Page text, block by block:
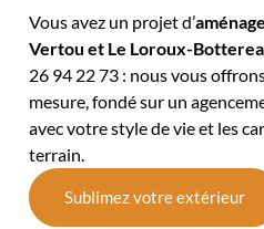
Vous avez un projet d’
Vertou et Le Loroux-
26 94 22 73 : nous vous
mesure, fondé sur un
avec votre style de vie et les
terrain.
Sublimez votre extérieur